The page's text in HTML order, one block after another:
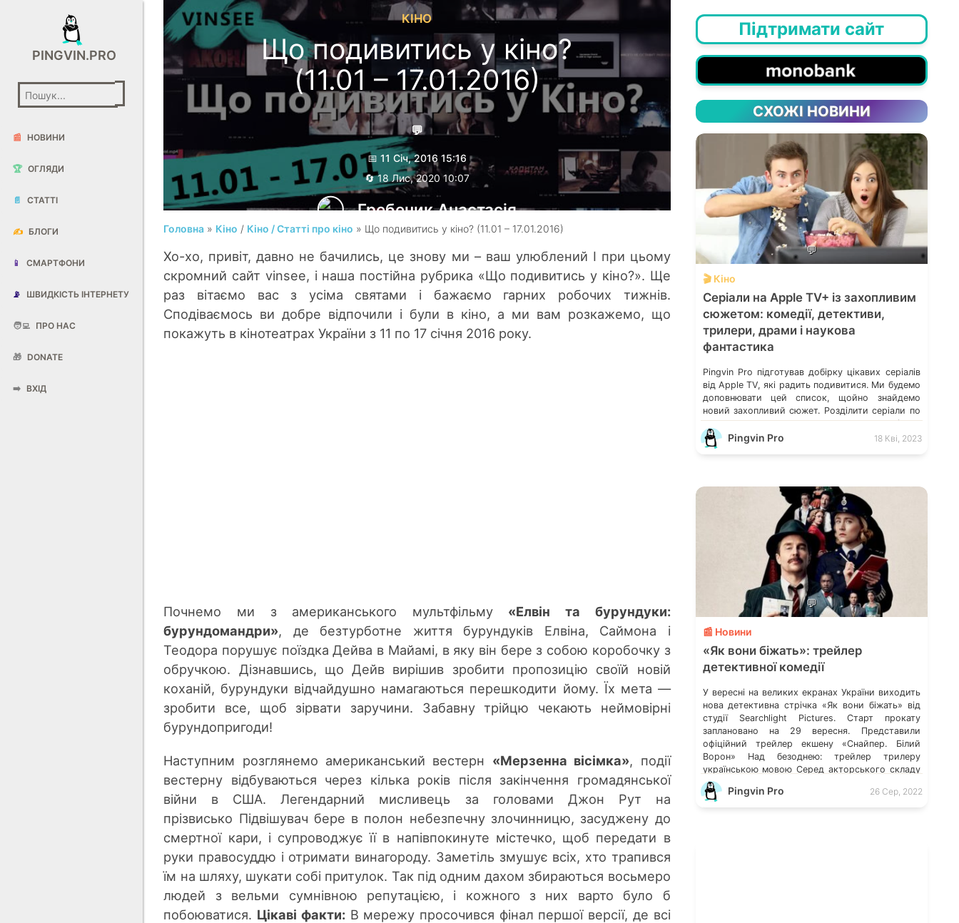
PINGVIN.PRO
📰 НОВИНИ
🏆 ОГЛЯДИ
📄 СТАТТІ
✍️ БЛОГИ
📱 СМАРТФОНИ
📡 ШВИДКІСТЬ ІНТЕРНЕТУ
🧑‍💻 ПРО НАС
🎁 DONATE
➡️ ВХІД
КІНО
Що подивитись у кіно?
(11.01 – 17.01.2016)
💬
📅 11 Січ, 2016 15:16
🔄 18 Лис, 2020 10:07
Гребеник Анастасія
Головна » Кіно / Кіно / Статті про кіно » Що подивитись у кіно? (11.01 – 17.01.2016)
Хо-хо, привіт, давно не бачились, це знову ми – ваш улюблений І при цьому
скромний сайт vinsee, і наша постійна рубрика «Що подивитись у кіно?». Ще
раз вітаємо вас з усіма святами і бажаємо гарних робочих тижнів.
Сподіваємось ви добре відпочили і були в кіно, а ми вам розкажемо, що
покажуть в кінотеатрах України з 11 по 17 січня 2016 року.
Почнемо ми з американського мультфільму «Елвін та бурундуки:
бурундомандри», де безтурботне життя бурундуків Елвіна, Саймона і
Теодора порушує поїздка Дейва в Майамі, в яку він бере з собою коробочку з
обручкою. Дізнавшись, що Дейв вирішив зробити пропозицію своїй новій
коханій, бурундуки відчайдушно намагаються перешкодити йому. Їх мета —
зробити все, щоб зірвати заручини. Забавну трійцю чекають неймовірні
бурундопригоди!
Наступним розглянемо американський вестерн «Мерзенна вісімка», події
вестерну відбуваються через кілька років після закінчення громадянської
війни в США. Легендарний мисливець за головами Джон Рут на
прізвисько Підвішувач бере в полон небезпечну злочинницю, засуджену до
смертної кари, і супроводжує її в напівпокинуте містечко, щоб передати в
руки правосуддю і отримати винагороду. Заметіль змушує всіх, хто трапився
їм на шляху, шукати собі притулок. Так під одним дахом збираються восьмеро
людей з вельми сумнівною репутацією, і кожного з них варто було б
побоюватися. Цікаві факти:В мережу просочився фінал першої версії, де всі
Підтримати сайт
СХОЖІ НОВИНИ
💬
🎬 Кіно
Серіали на Apple TV+ із захопливим
сюжетом: комедії, детективи,
трилери, драми і наукова
фантастика
Pingvin Pro підготував добірку цікавих серіалів
від Apple TV, які радить подивитися. Ми будемо
доповнювати цей список, щойно знайдемо
новий захопливий сюжет. Розділити серіали по
жанрах виявилося досить складно, оскільки
сюжет часто зачіпає кілька, які нелегко
виокремити. Про деякі з цих ми вже
Pingvin Pro 18 Кві, 2023
💬
📰 Новини
«Як вони біжать»: трейлер
детективної комедії
У вересні на великих екранах України виходить
нова детективна стрічка «Як вони біжать» від
студії Searchlight Pictures. Старт прокату
заплановано на 29 вересня. Представили
офіційний трейлер екшену «Снайпер. Білий
Ворон» Над безоднею: трейлер трилеру
українською мовою Серед акторського складу
вам зустрінуться Сем Роквелл («Залізна людина
2»), Ендріан Броуді («Готель “Ґранд
Pingvin Pro 26 Сер, 2022